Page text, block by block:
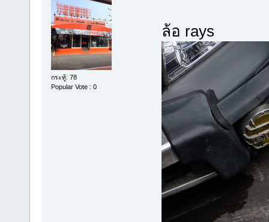
กระทู้: 78
Popular Vote : 0
ล้อ rays